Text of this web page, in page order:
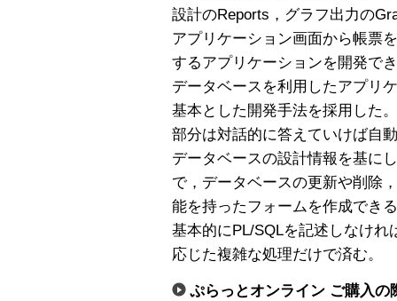
設計のReports，グラフ出力の
アプリケーション画面から帳票
するアプリケーションを開発で
データベースを利用したアプリ
基本とした開発手法を採用した
部分は対話的に答えていけば自
データベースの設計情報を基に
で，データベースの更新や削除
能を持ったフォームを作成でき
基本的にPL/SQLを記述しなけ
応じた複雑な処理だけで済む。
ぷらっとオンライン ご購入の